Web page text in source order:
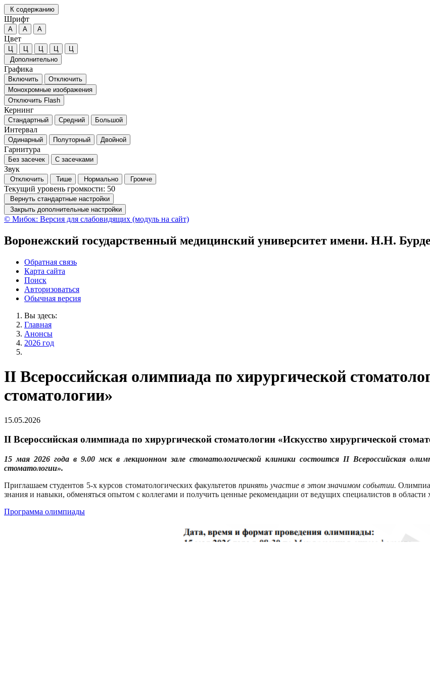
К содержанию
Шрифт
А А А
Цвет
Ц Ц Ц Ц
Ц
Дополнительно
Графика
Включить
Отключить
Монохромные изображения
Отключить Flash
Кернинг
Стандартный Средний Большой
Интервал
Одинарный Полуторный Двойной
Гарнитура
Без засечек С засечками
Звук
Отключить Тише Нормально Громче
Текущий уровень громкости: 50
Вернуть стандартные настройки
Закрыть дополнительные настройки
© Мибок: Версия для слабовидящих (модуль на сайт)
Воронежский государственный медицинский университет имени. Н.Н.
Обратная связь
Карта сайта
Поиск
Авторизоваться
Обычная версия
Вы здесь:
Главная
Анонсы
2026 год
II Всероссийская олимпиада по хирургической
стоматологии»
15.05.2026
II Всероссийская олимпиада по хирургической стоматологии «Искусство хирургической
15 мая 2026 года в 9.00 мск в лекционном зале стоматологической клиники состоится II Всероссийская
стоматологии».
Приглашаем студентов 5-х курсов стоматологических факультетовпринять участие в этом значимом событии.
знания и навыки, обменяться опытом с коллегами и получить ценные рекомендации от ведущих специалистов в области
Программа олимпиады